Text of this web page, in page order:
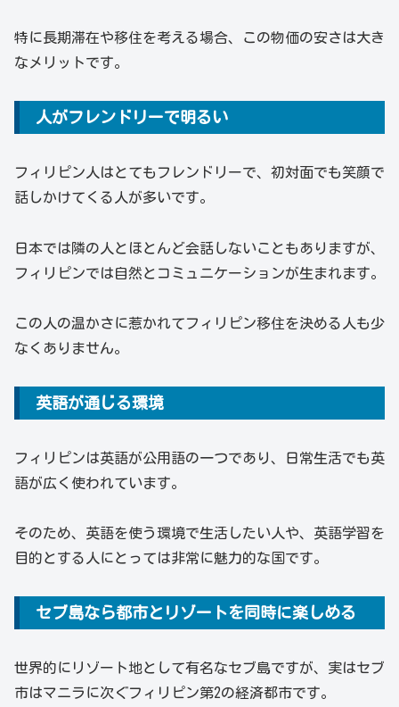
特に長期滞在や移住を考える場合、この物価の安さは大き
なメリットです。
人がフレンドリーで明るい
フィリピン人はとてもフレンドリーで、初対面でも笑顔で
話しかけてくる人が多いです。
日本では隣の人とほとんど会話しないこともありますが、
フィリピンでは自然とコミュニケーションが生まれます。
この人の温かさに惹かれてフィリピン移住を決める人も少
なくありません。
英語が通じる環境
フィリピンは英語が公用語の一つであり、日常生活でも英
語が広く使われています。
そのため、英語を使う環境で生活したい人や、英語学習を
目的とする人にとっては非常に魅力的な国です。
セブ島なら都市とリゾートを同時に楽しめる
世界的にリゾート地として有名なセブ島ですが、実はセブ
市はマニラに次ぐフィリピン第2の経済都市です。